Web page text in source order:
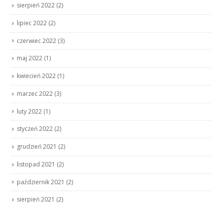
sierpień 2022 (2)
lipiec 2022 (2)
czerwiec 2022 (3)
maj 2022 (1)
kwiecień 2022 (1)
marzec 2022 (3)
luty 2022 (1)
styczeń 2022 (2)
grudzień 2021 (2)
listopad 2021 (2)
październik 2021 (2)
sierpień 2021 (2)